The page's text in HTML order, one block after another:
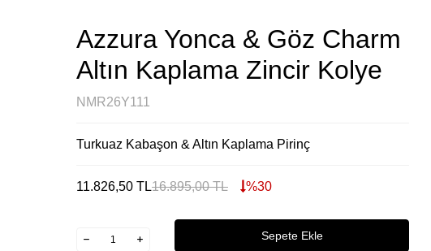
Azzura Yonca & Göz Charm
Altın Kaplama Zincir Kolye
NMR26Y111
Turkuaz Kabaşon & Altın Kaplama Pirinç
11.826,50 TL16.895,00TL %30
Sepete Ekle